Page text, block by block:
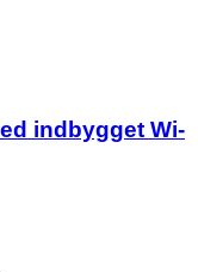
indbygget Wi-